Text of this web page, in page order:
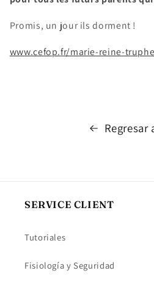
Promis, un jour ils dorment !
www.cefop.fr/marie-reine-
Regresar
SERVICE CLIENT
Tutoriales
Fisiología y Seguridad